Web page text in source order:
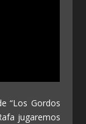
“Los Gordos
jugaremos